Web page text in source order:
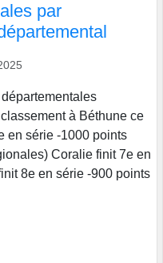
par
à Béthune ce
en série -1000 points
Coralie finit 7e en
8e en série -900 points